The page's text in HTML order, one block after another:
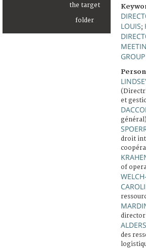
LOUIS;
et
général)
droit
of
director
des